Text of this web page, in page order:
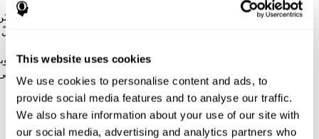
This website uses cookies
We use cookies to personalise content and ads, to
provide social media features and to analyse our traffic.
We also share information about your use of our site with
our social media, advertising and analytics partners who
الألعاب على تفسير تفاعلي ليفهم المشاركون عمليتها بسهولة.
إضافة إلى ذلك، يقدّم كوجنيفيت تدريبات لأمراض محددة.
الألعاب شرحا تفاعليا ليفهم المشاركون العمل بسهولة. تدوم كلّ
أنشطة (لعبتين ومهمة تقييم). إضافة إلى ذلك, تكيّف الأداة
الأنشطة بمستوى المشاركين تلقائيا. لدينا أيضا اختيار الإشارة
عدد الساعات التي نريد استراحة كلّ مشارك فيها بين جلسات
الترديب.
عندما نختار التقييمات والتدريبات، يمكننادعوة المشاركين، تعيين